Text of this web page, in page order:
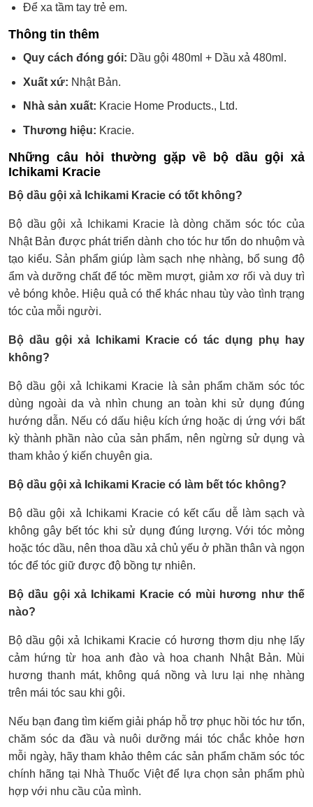
Để xa tầm tay trẻ em.
Thông tin thêm
Quy cách đóng gói: Dầu gội 480ml + Dầu xả 480ml.
Xuất xứ: Nhật Bản.
Nhà sản xuất: Kracie Home Products., Ltd.
Thương hiệu: Kracie.
Những câu hỏi thường gặp về bộ dầu gội xả
Ichikami Kracie
Bộ dầu gội xả Ichikami Kracie có tốt không?
Bộ dầu gội xả Ichikami Kracie là dòng chăm sóc tóc của
Nhật Bản được phát triển dành cho tóc hư tổn do nhuộm và
tạo kiểu. Sản phẩm giúp làm sạch nhẹ nhàng, bổ sung độ
ẩm và dưỡng chất để tóc mềm mượt, giảm xơ rối và duy trì
vẻ bóng khỏe. Hiệu quả có thể khác nhau tùy vào tình trạng
tóc của mỗi người.
Bộ dầu gội xả Ichikami Kracie có tác dụng phụ hay
không?
Bộ dầu gội xả Ichikami Kracie là sản phẩm chăm sóc tóc
dùng ngoài da và nhìn chung an toàn khi sử dụng đúng
hướng dẫn. Nếu có dấu hiệu kích ứng hoặc dị ứng với bất
kỳ thành phần nào của sản phẩm, nên ngừng sử dụng và
tham khảo ý kiến chuyên gia.
Bộ dầu gội xả Ichikami Kracie có làm bết tóc không?
Bộ dầu gội xả Ichikami Kracie có kết cấu dễ làm sạch và
không gây bết tóc khi sử dụng đúng lượng. Với tóc mỏng
hoặc tóc dầu, nên thoa dầu xả chủ yếu ở phần thân và ngọn
tóc để tóc giữ được độ bồng tự nhiên.
Bộ dầu gội xả Ichikami Kracie có mùi hương như thế
nào?
Bộ dầu gội xả Ichikami Kracie có hương thơm dịu nhẹ lấy
cảm hứng từ hoa anh đào và hoa chanh Nhật Bản. Mùi
hương thanh mát, không quá nồng và lưu lại nhẹ nhàng
trên mái tóc sau khi gội.
Nếu bạn đang tìm kiếm giải pháp hỗ trợ phục hồi tóc hư tổn,
chăm sóc da đầu và nuôi dưỡng mái tóc chắc khỏe hơn
mỗi ngày, hãy tham khảo thêm các sản phẩm chăm sóc tóc
chính hãng tại Nhà Thuốc Việt để lựa chọn sản phẩm phù
hợp với nhu cầu của mình.